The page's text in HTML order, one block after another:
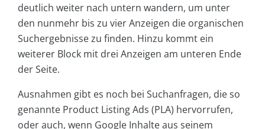
deutlich weiter nach untern wandern, um unter
den nunmehr bis zu vier Anzeigen die organischen
Such­ergeb­nisse zu finden. Hinzu kommt ein
weiterer Block mit drei Anzeigen am unteren Ende
der Seite.
Ausnahmen gibt es noch bei Suchanfragen, die so
genannte Product Listing Ads (PLA) hervorrufen,
oder auch, wenn Google Inhalte aus seinem